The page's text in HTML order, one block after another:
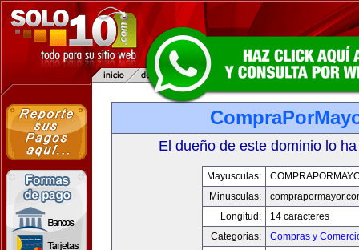
El dueño de este dominio lo
Mayusculas:
Minusculas:
Longitud:
14 caracteres
Categorias:
Compras y